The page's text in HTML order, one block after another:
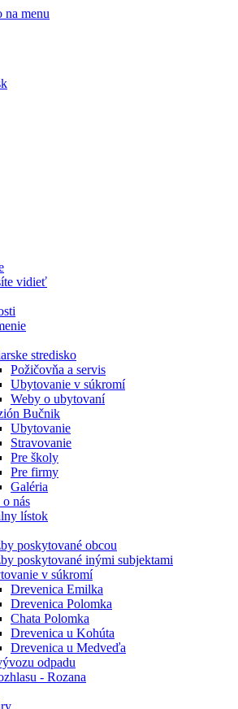
na menu
vidieť
stredisko
Požičovňa a servis
Ubytovanie v súkromí
Weby o ubytovaní
Bučnik
Ubytovanie
Stravovanie
Pre školy
Pre firmy
Galéria
o nás
lístok
poskytované obcou
poskytované inými subjektami
v súkromí
Drevenica Emilka
Drevenica Polomka
Chata Polomka
Drevenica u Kohúta
Drevenica u Medveďa
odpadu
- Rozana